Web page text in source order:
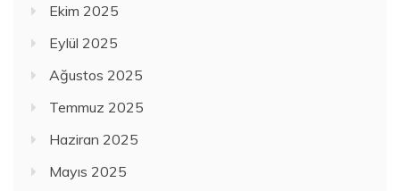
Ekim 2025
Eylül 2025
Ağustos 2025
Temmuz 2025
Haziran 2025
Mayıs 2025